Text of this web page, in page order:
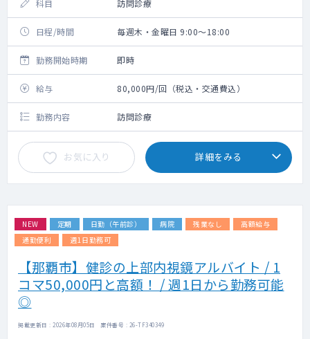
科目 訪問診療
日程/時間 毎週木・金曜日 9:00～18:00
勤務開始時期 即時
給与 80,000円/回（税込・交通費込）
勤務内容 訪問診療
お気に入り 詳細をみる
NEW 定期 日勤（午前診） 病院 残業なし
高額給与
通勤便利
週1日勤務可
【那覇市】健診の上部内視鏡アルバイト / 1
コマ50,000円と高額！ / 週1日から勤務可能
◎
掲載更新日 : 2026年08月05日 案件番号 : 26-TF340349